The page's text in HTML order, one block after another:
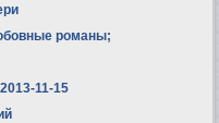
романы;
2013-11-15